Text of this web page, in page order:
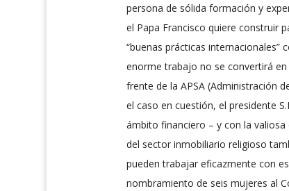
persona de sólida formación y
el Papa Francisco quiere construir
“buenas prácticas
enorme trabajo no se convertirá
frente de la APSA (Administración
el caso en cuestión, el presidente
ámbito financiero – y con la
del sector inmobiliario religioso
pueden trabajar eficazmente con
nombramiento de seis mujeres al